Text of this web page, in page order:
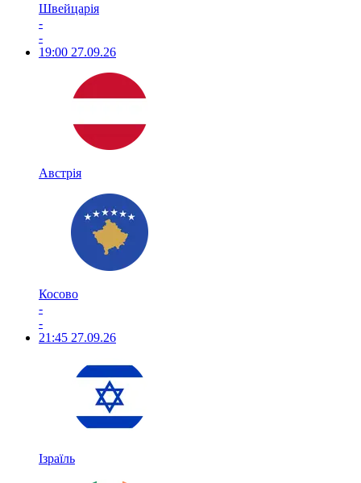
Швейцарія
-
-
19:00 27.09.26
Австрія
Косово
-
-
21:45 27.09.26
Ізраїль